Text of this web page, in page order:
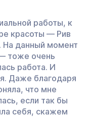
работы, к
красоты — Рив
На данный момент
тоже очень
работа. И
Даже благодаря
что мне
если так бы
себя, скажем